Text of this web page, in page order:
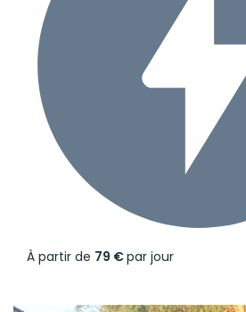
À partir de 79 €par jour